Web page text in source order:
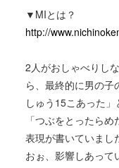
▼MIとは？
http://
2人がおしゃべりし
ら、最終的に男の子
しゅう15こあった
「つぶをとったら
表現が書いていまし
おぉ、影響しあって